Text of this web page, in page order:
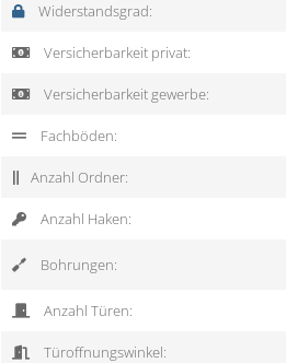
Widerstandsgrad:
Versicherbarkeit privat:
Versicherbarkeit gewerbe:
Fachböden:
Anzahl Ordner:
Anzahl Haken:
Bohrungen:
Anzahl Türen:
Türoffnungswinkel: